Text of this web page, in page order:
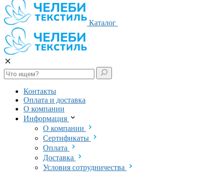
Каталог
Контакты
Оплата и доставка
О компании
Информация
О компании
Сертификаты
Оплата
Доставка
Условия сотрудничества